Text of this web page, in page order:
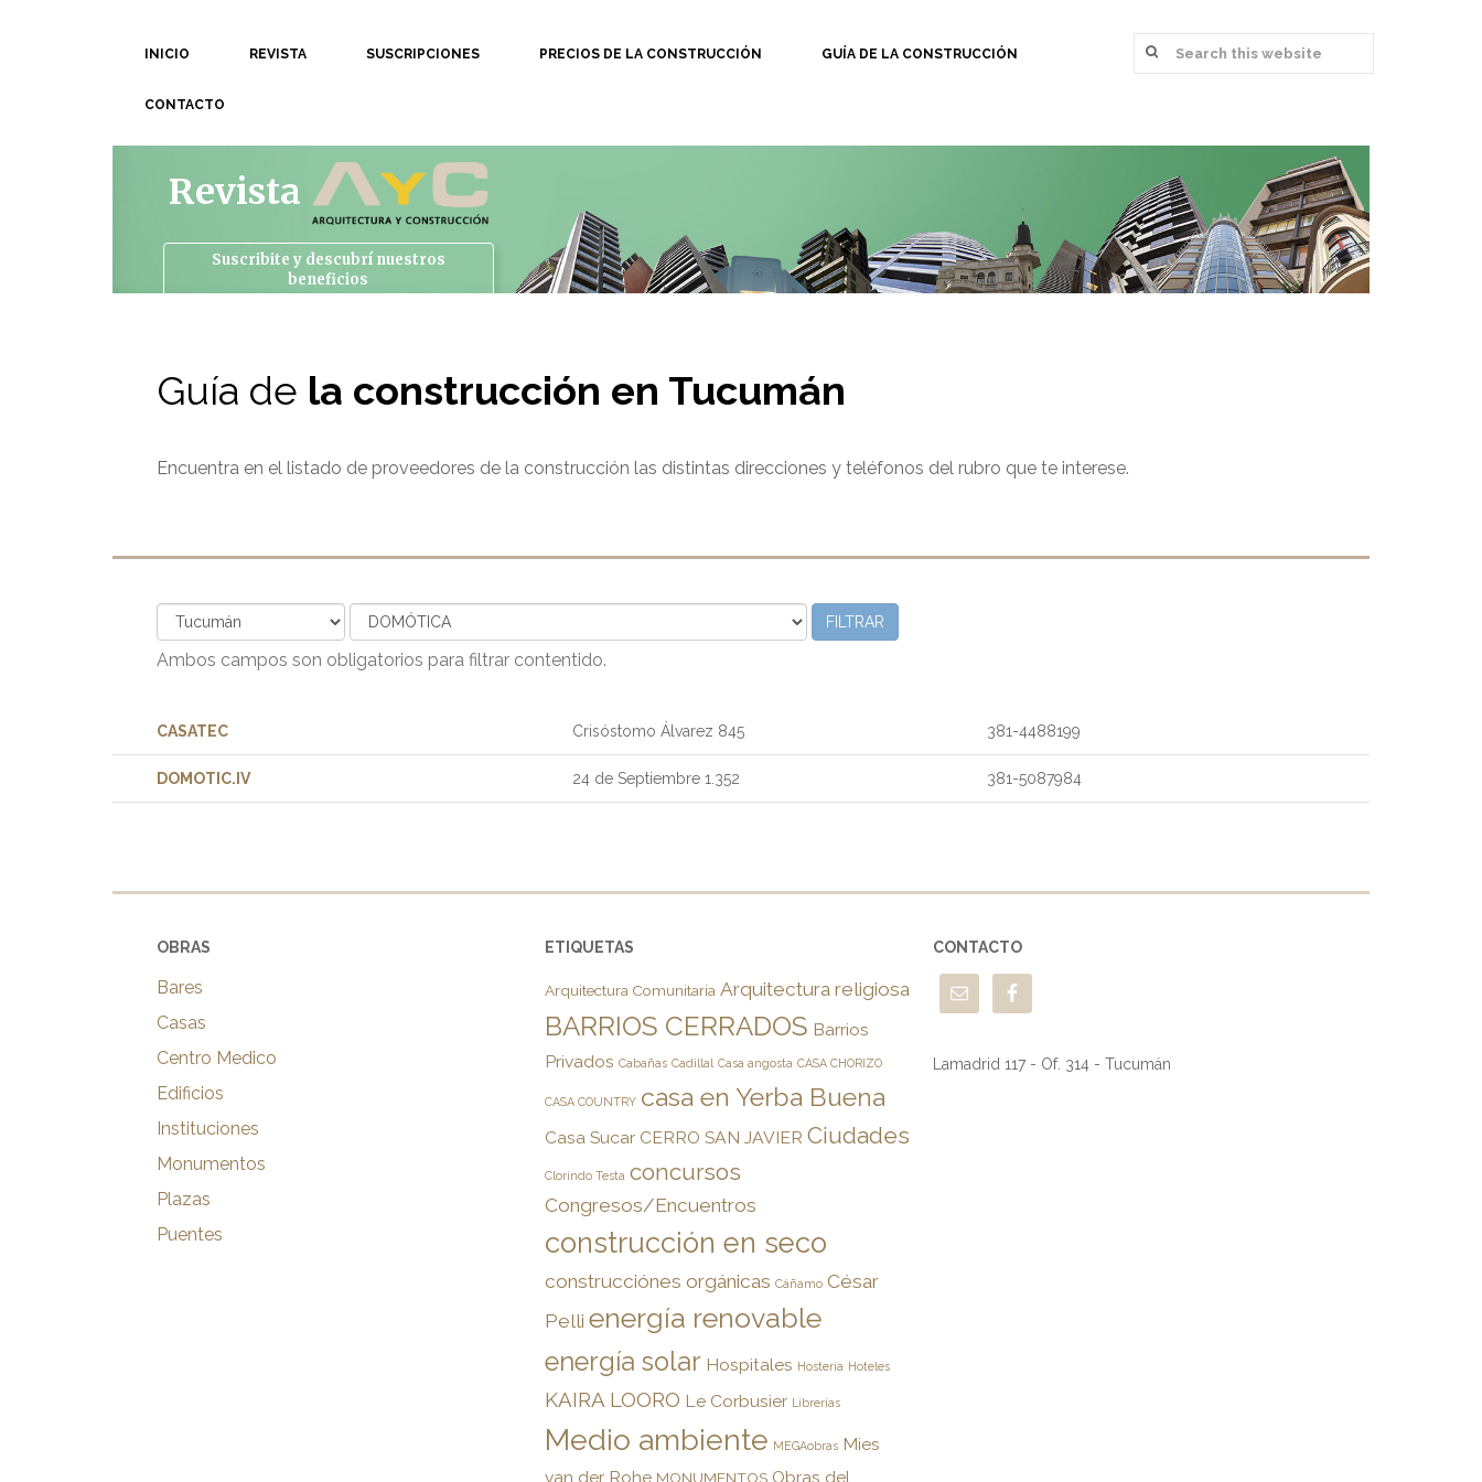
INICIO REVISTA SUSCRIPCIONES PRECIOS DE LA CONSTRUCCIÓN GUÍA DE LA CONSTRUCCIÓN
CONTACTO
Revista
Suscribite y descubrí nuestros
beneficios
Guía de la construcción en Tucumán
Encuentra en el listado de proveedores de la construcción las distintas direcciones y teléfonos del rubro que te interese.
FILTRAR
Ambos campos son obligatorios para filtrar contentido.
CASATEC Crisóstomo Álvarez 845 381-4488199
DOMOTIC.IV 24 de Septiembre 1.352 381-5087984
OBRAS
Bares
Casas
Centro Medico
Edificios
Instituciones
Monumentos
Plazas
Puentes
ETIQUETAS
Arquitectura Comunitaria Arquitectura religiosa
BARRIOS CERRADOS Barrios
Privados Cabañas Cadillal Casa angosta CASA CHORIZO
CASA COUNTRY casa en Yerba Buena
Casa Sucar CERRO SAN JAVIER Ciudades
Clorindo Testa concursos
Congresos/Encuentros
construcción en seco
construcciónes orgánicas Cáñamo César
Pelli energía renovable
energía solar Hospitales Hostería Hoteles
KAIRA LOORO Le Corbusier Librerías
Medio ambiente MEGAobras Mies
van der Rohe MONUMENTOS Obras del
CONTACTO
Lamadrid 117 - Of. 314 - Tucumán